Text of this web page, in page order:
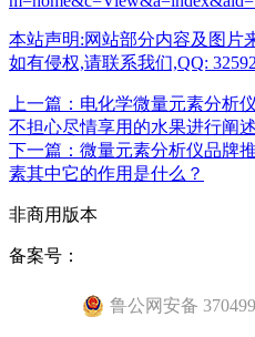
本站声明:网站部分内容及图片
如有侵权,请联系我们,QQ:
上一篇：电化学微量元素分析
不担心尽情享用的水果进行阐述
下一篇：微量元素分析仪品牌
素其中它的作用是什么？
非商用版本
备案号：
鲁公网安备